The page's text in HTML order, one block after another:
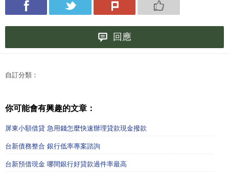
回應
自訂分類：
你可能會有興趣的文章：
屏東小額借貸 急用錢怎麼快速辦理貸款現金撥款
台新債務整合 銀行低率專案諮詢
台新預借現金 哪間銀行好貸款過件率最高